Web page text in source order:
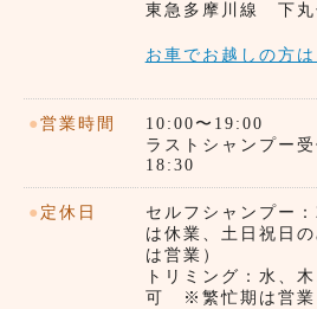
東急多摩川線 下丸
お車でお越しの方
● 営業時間
10:00〜19:00
ラストシャンプー
18:30
● 定休日
セルフシャンプー
は休業、土日祝日
は営業）
トリミング：水、
可 ※繁忙期は営